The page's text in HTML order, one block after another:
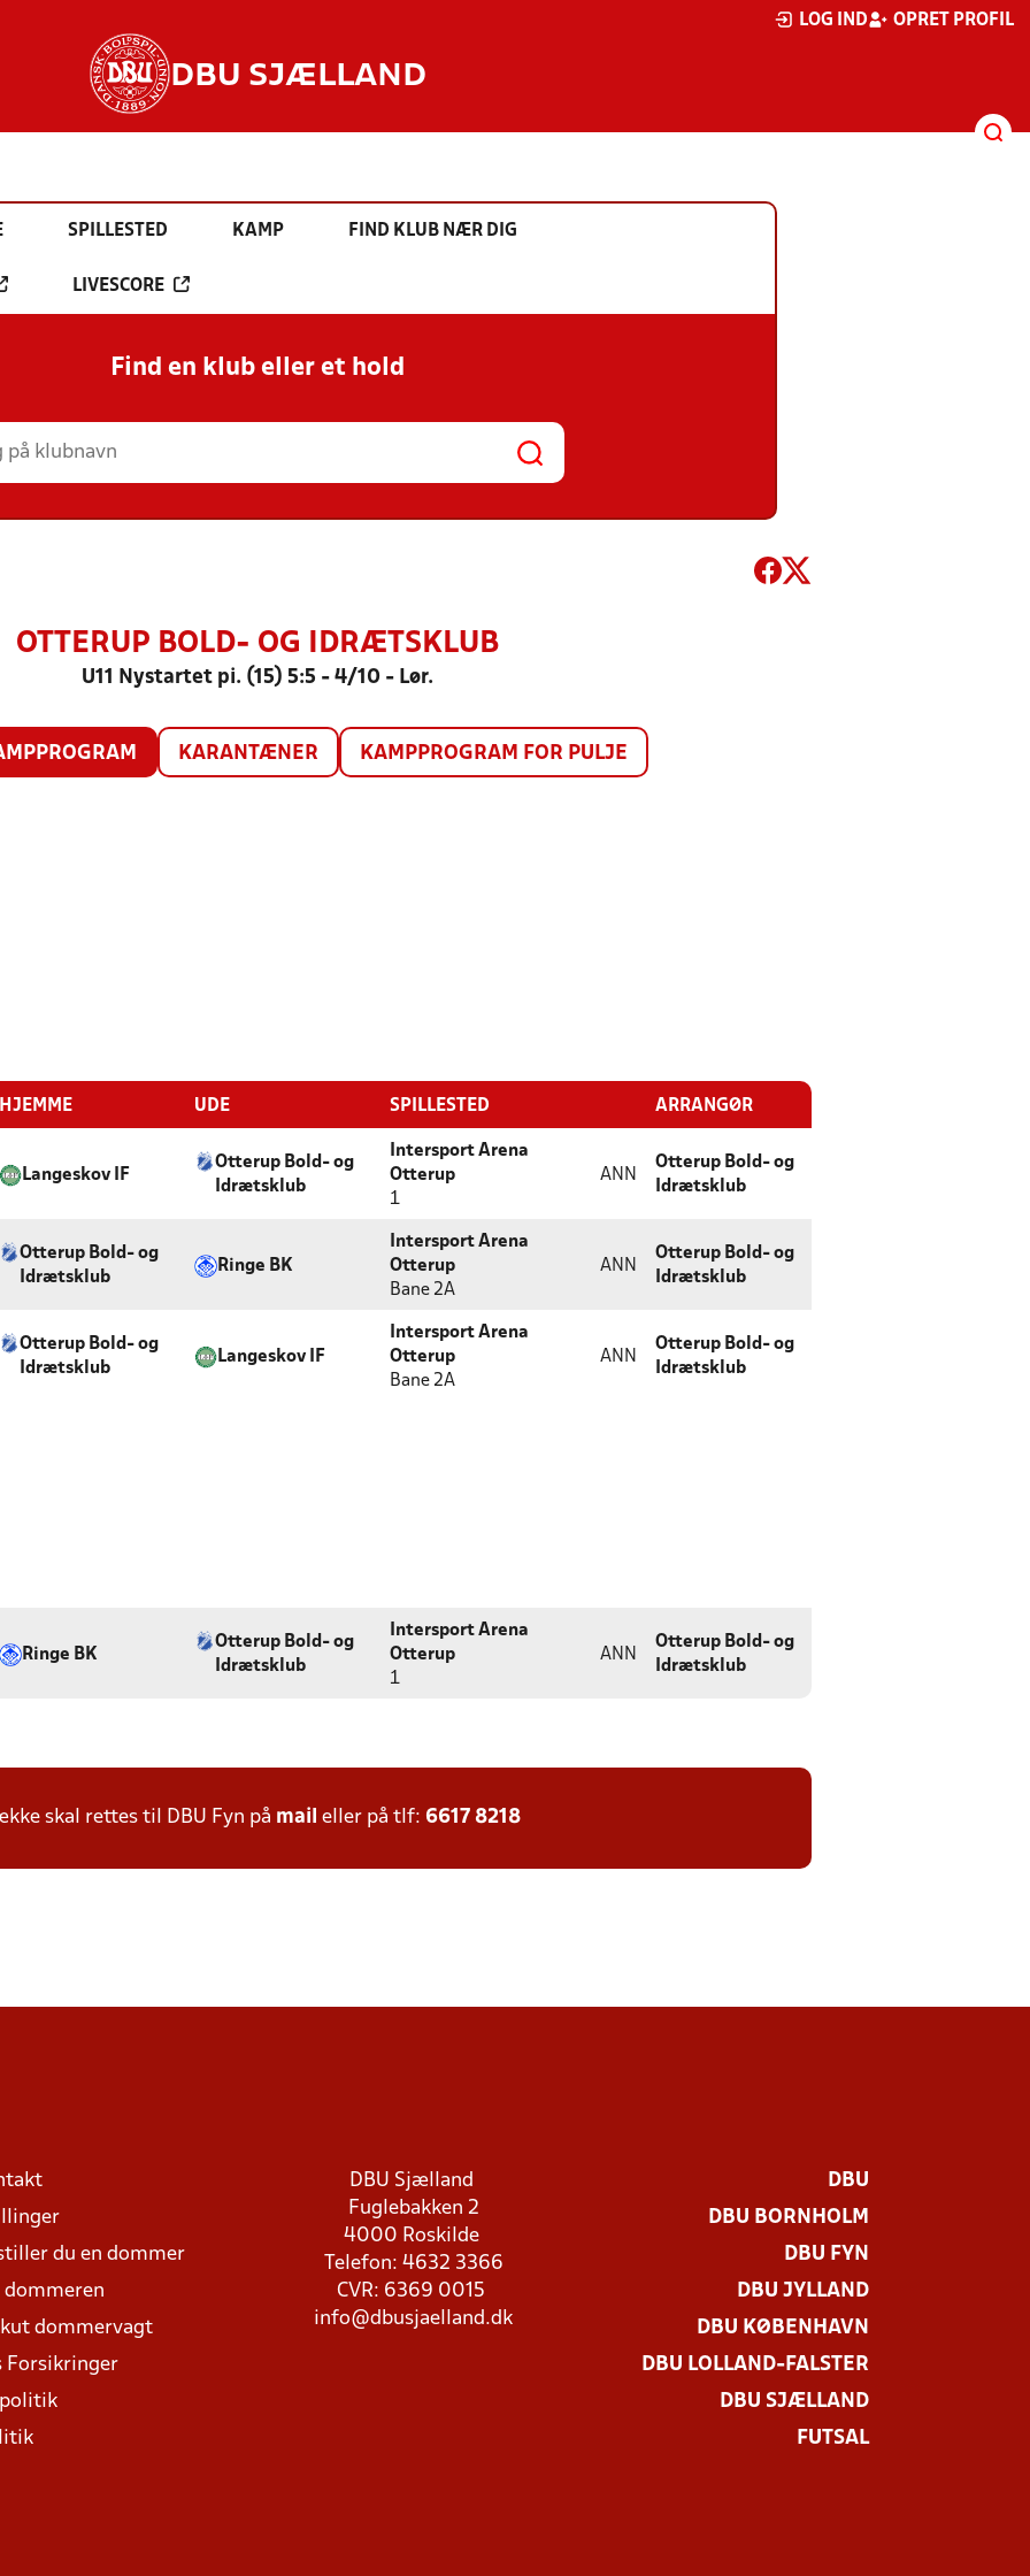
LOG IND OPRET PROFIL
DBU SJÆLLAND
SPILLESTED KAMP FIND KLUB NÆR DIG
LIVESCORE
Find en klub eller et hold
OTTERUP BOLD- OG IDRÆTSKLUB
U11 Nystartet pi. (15) 5:5 - 4/10 - Lør.
KARANTÆNER KAMPPROGRAM FOR PULJE
HJEMME UDE SPILLESTED ARRANGØR
Langeskov IF
Otterup Bold- og
Idrætsklub
Intersport Arena
Otterup
1
ANN
Otterup Bold- og
Idrætsklub
Otterup Bold- og
Idrætsklub
Ringe BK
Intersport Arena
Otterup
Bane 2A
ANN
Otterup Bold- og
Idrætsklub
Otterup Bold- og
Idrætsklub
Langeskov IF
Intersport Arena
Otterup
Bane 2A
ANN
Otterup Bold- og
Idrætsklub
Ringe BK
Otterup Bold- og
Idrætsklub
Intersport Arena
Otterup
1
ANN
Otterup Bold- og
Idrætsklub
skal rettes til DBU Fyn på mail eller på tlf: 6617 8218
du en dommer
dommeren
dommervagt
Forsikringer
DBU Sjælland
Fuglebakken 2
4000 Roskilde
Telefon: 4632 3366
CVR: 6369 0015
info@dbusjaelland.dk
DBU
DBU BORNHOLM
DBU FYN
DBU JYLLAND
DBU KØBENHAVN
DBU LOLLAND-FALSTER
DBU SJÆLLAND
FUTSAL